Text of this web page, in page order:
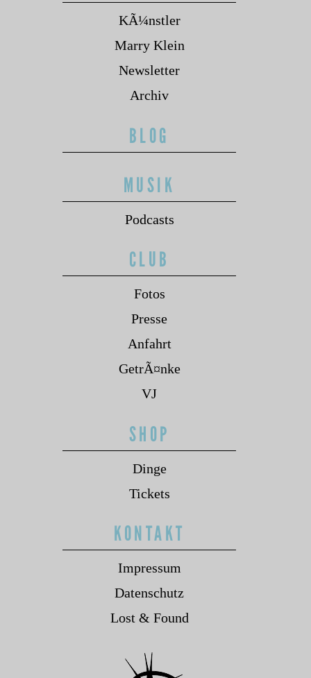
KÃ¼nstler
Marry Klein
Newsletter
Archiv
BLOG
MUSIK
Podcasts
CLUB
Fotos
Presse
Anfahrt
GetrÃ¤nke
VJ
SHOP
Dinge
Tickets
KONTAKT
Impressum
Datenschutz
Lost & Found